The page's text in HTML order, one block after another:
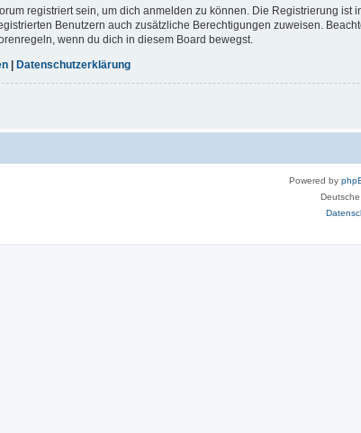
registriert sein, um dich anmelden zu können. Die Registrierung
Benutzern auch zusätzliche Berechtigungen zuweisen.
wenn du dich in diesem Board bewegst.
Datenschutzerklärung
Powered by